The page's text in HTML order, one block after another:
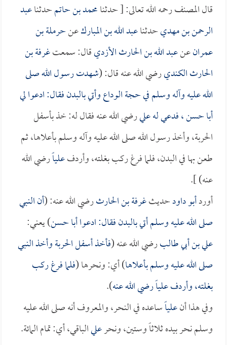
قال المصنف رحمه الله تعالى: [ حدثنامحمد بن حاتمحدثناعبد
الرحمن بن مهديحدثناعبد الله بن المباركعنحرملة بن
عمرانعنعبد الله بن الحارث الأزديقال: سمعتغرفة بن
الحارث الكنديرضي الله عنه قال: (شهدت رسول الله صلى
الله عليه وآله وسلم في حجة الوداع وأتي بالبدن فقال: ادعوا لي
أبا حسن، فدعي لهعليرضي الله عنه فقال له: خذ بأسفل
الحربة، وأخذ رسول الله صلى الله عليه وآله وسلم بأعلاها، ثم
طعن بها في البدن، فلما فرغ ركب بغلته، وأردفعلياًرضي الله
عنه) ].
أوردأبو داودحديثغرفة بن الحارثرضي الله عنه: (أن النبي
صلى الله عليه وسلم أتي بالبدن فقال: ادعواأبا حسن) يعني:
علي بن أبي طالبرضي الله عنه (فأخذ أسفل الحربة وأخذ النبي
صلى الله عليه وسلم بأعلاها) أي: ونحرها (فلما فرغ ركب
بغلته، وأردفعلياًرضي الله عنه).
وفي هذا أنعلياًساعده في النحر، والمعروف أنه صلى الله عليه
وسلم نحر بيده ثلاثاً وستين، ونحرعليالباقي، أي: تمام المائة.